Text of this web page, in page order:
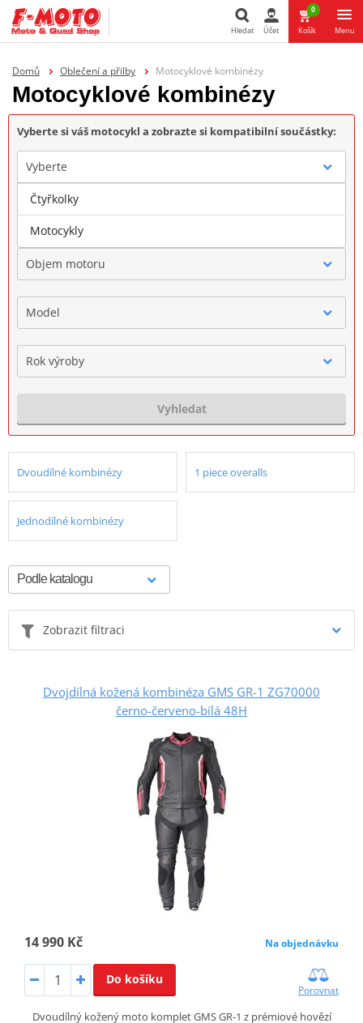
Hledat Účet
0
Košík Menu
Domů Oblečení a přilby Motocyklové kombinézy
Motocyklové kombinézy
Vyberte si váš motocykl a zobrazte si kompatibilní součástky:
Vyberte
Značka
Objem motoru
Model
Rok výroby
Vyhledat
Dvoudílné kombinézy 1 piece overalls
Jednodílné kombinézy
Zobrazit filtraci
Dvojdílná kožená kombinéza GMS GR-1 ZG70000
černo-červeno-bílá 48H
14 990 Kč Na objednávku
Do košíku
Porovnat
Dvoudílný kožený moto komplet GMS GR‑1 z prémiové hovězí
Čtyřkolky
Motocykly